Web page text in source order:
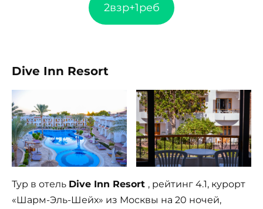
2взр+1реб
Dive Inn Resort
Тур в отель Dive Inn Resort , рейтинг 4.1, курорт
«Шарм-Эль-Шейх» из Москвы на 20 ночей,